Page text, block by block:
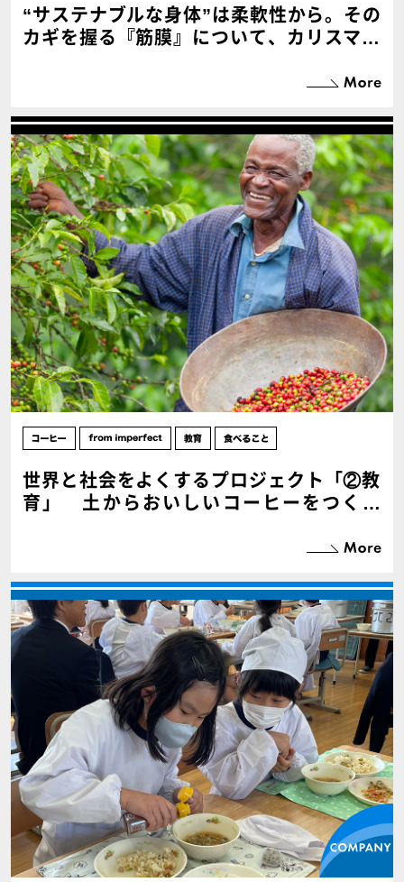
“サステナブルな身体”は柔軟性から。その
カギを握る『筋膜』について、カリスマ理
世界と社会をよくするプロジェクト「②教
育」 土からおいしいコーヒーをつくろ